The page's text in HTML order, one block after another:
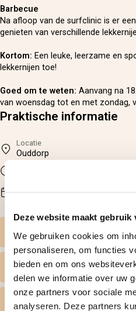
Deze website maakt gebruik
We gebruiken cookies om
personaliseren, om functies
bieden en om ons
delen we informatie over uw
onze partners voor sociale
analyseren. Deze partners
Barbecue
Na afloop van de surfclinic is er
genieten van verschillende
Kortom: Een leuke, leerzame en
lekkernijen toe!
Goed om te weten: Aanvang na
van woensdag tot en met zondag,
Praktische informatie
Locatie
Ouddorp
Zelf datum kiezen
Wat krijg ik geleverd
Persoonlijk tintje